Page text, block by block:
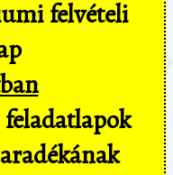
felvételi